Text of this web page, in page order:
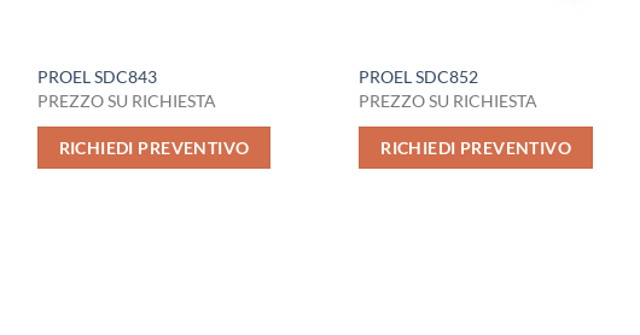
PROEL SDC843
PREZZO SU RICHIESTA
RICHIEDI PREVENTIVO
PROEL SDC852
PREZZO SU RICHIESTA
RICHIEDI PREVENTIVO